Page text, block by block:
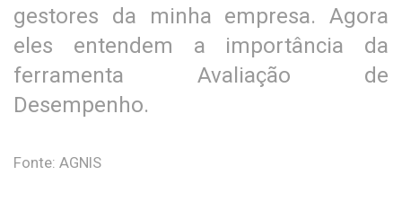
gestores da minha empresa. Agora
eles entendem a importância da
ferramenta Avaliação de
Desempenho.
Fonte: AGNIS